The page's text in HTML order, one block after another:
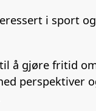
i sport
å gjøre fritid
perspektiver